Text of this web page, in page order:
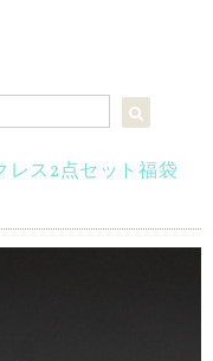
レス2点セット福袋